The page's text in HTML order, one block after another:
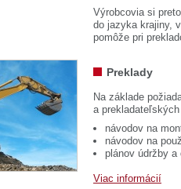
Výrobcovia si
do jazyka krajiny,
pomôže pri
Preklady
Na základe
a
návodov na
návodov na
plánov údržby a
Viac informácií